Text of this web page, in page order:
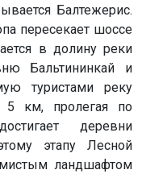
Балтежерис.
пересекает шоссе
в долину реки
Бальтининкай и
туристами реку
5 км, пролегая по
деревни
этапу Лесной
ландшафтом